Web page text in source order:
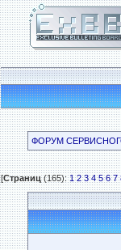
ФОРУМ
[Страниц(165):1 2 3 4 5 6 7